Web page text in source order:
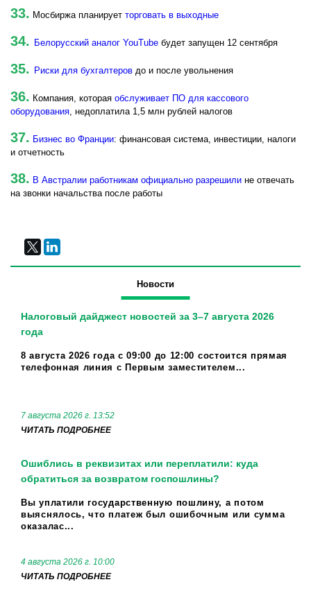
33. Мосбиржа планирует торговать в выходные
34. Белорусский аналог YouTube будет запущен 12 сентября
35. Риски для бухгалтеров до и после увольнения
36. Компания, которая обслуживает ПО для кассового
оборудования, недоплатила 1,5 млн рублей налогов
37. Бизнес во Франции: финансовая система, инвестиции, налоги
и отчетность
38. В Австралии работникам официально разрешили не отвечать
на звонки начальства после работы
Новости
Налоговый дайджест новостей за 3–7 августа 2026
года
8 августа 2026 года с 09:00 до 12:00 состоится прямая
телефонная линия с Первым заместителем...
7 августа 2026 г. 13:52
ЧИТАТЬ ПОДРОБНЕЕ
Ошиблись в реквизитах или переплатили: куда
обратиться за возвратом госпошлины?
Вы уплатили государственную пошлину, а потом
выяснялось, что платеж был ошибочным или сумма
оказалас...
4 августа 2026 г. 10:00
ЧИТАТЬ ПОДРОБНЕЕ